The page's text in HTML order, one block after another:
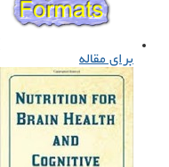
برای مقاله